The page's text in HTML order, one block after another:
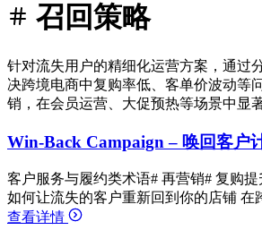
召回策略
针对流失用户的精细化运营方案，通过
决跨境电商中复购率低、客单价波动等
销，在会员运营、大促预热等场景中显
Win-Back Campaign – 唤回客户
客户服务与履约类术语# 再营销# 复购提
如何让流失的客户重新回到你的店铺
查看详情